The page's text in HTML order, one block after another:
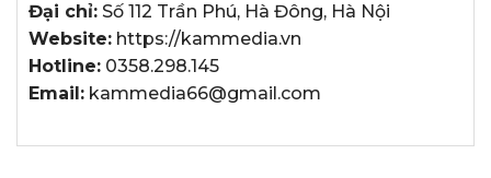
Đại chỉ:Số 112 Trần Phú, Hà Đông, Hà Nội
Website:https://kammedia.vn
Hotline:0358.298.145
Email:kammedia66@gmail.com